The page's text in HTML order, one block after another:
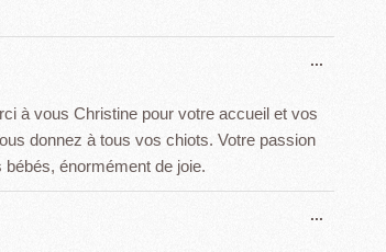
à vous Christine pour votre accueil et vos
donnez à tous vos chiots. Votre passion
énormément de joie.
...
...